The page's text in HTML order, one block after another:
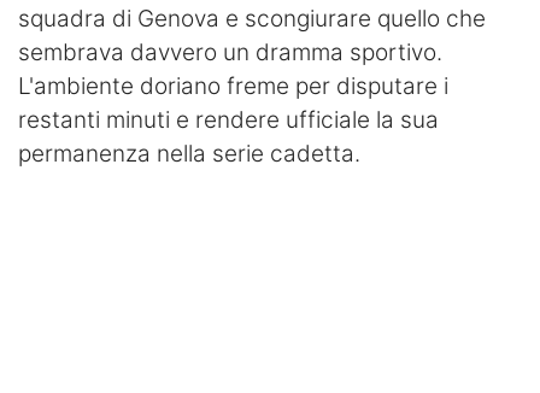
squadra di Genova e scongiurare quello che
sembrava davvero un dramma sportivo.
L'ambiente doriano freme per disputare i
restanti minuti e rendere ufficiale la sua
permanenza nella serie cadetta.